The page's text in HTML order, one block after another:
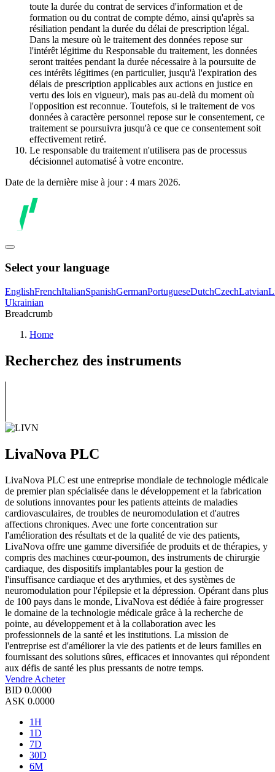
toute la durée du contrat de services d'information et de
formation ou du contrat de compte démo, ainsi qu'après sa
résiliation pendant la durée du délai de prescription légal.
Dans la mesure où le traitement des données repose sur
l'intérêt légitime du Responsable du traitement, les données
seront traitées pendant la durée nécessaire à la poursuite de
ces intérêts légitimes (en particulier, jusqu'à l'expiration des
délais de prescription applicables aux actions en justice en
vertu des lois en vigueur), mais pas au-delà du moment où
l'opposition est reconnue. Toutefois, si le traitement de vos
données à caractère personnel repose sur le consentement, ce
traitement se poursuivra jusqu'à ce que ce consentement soit
effectivement retiré.
Le responsable du traitement n'utilisera pas de processus
décisionnel automatisé à votre encontre.
Date de la dernière mise à jour : 4 mars 2026.
Select your language
EnglishFrenchItalianSpanishGermanPortugueseDutchCzechLatvian
Ukrainian
Breadcrumb
Home
Recherchez des instruments
LivaNova PLC
LivaNova PLC est une entreprise mondiale de technologie médicale
de premier plan spécialisée dans le développement et la fabrication
de solutions innovantes pour les patients atteints de maladies
cardiovasculaires, de troubles de neuromodulation et d'autres
affections chroniques. Avec une forte concentration sur
l'amélioration des résultats et de la qualité de vie des patients,
LivaNova offre une gamme diversifiée de produits et de thérapies, y
compris des machines cœur-poumon, des instruments de chirurgie
cardiaque, des dispositifs implantables pour la gestion de
l'insuffisance cardiaque et des arythmies, et des systèmes de
neuromodulation pour l'épilepsie et la dépression. Opérant dans plus
de 100 pays dans le monde, LivaNova est dédiée à faire progresser
le domaine de la technologie médicale grâce à la recherche de
pointe, au développement et à la collaboration avec les
professionnels de la santé et les institutions. La mission de
l'entreprise est d'améliorer la vie des patients et de leurs familles en
fournissant des solutions sûres, efficaces et innovantes qui répondent
aux défis de santé les plus pressants de notre temps.
Vendre Acheter
BID 0.0000
ASK 0.0000
1H
1D
7D
30D
6M